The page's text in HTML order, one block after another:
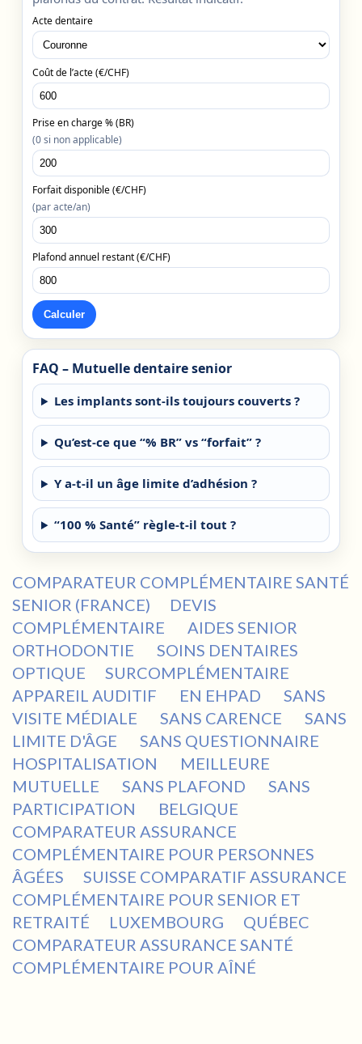
COMPARATEUR COMPLÉMENTAIRE SANTÉ
SENIOR (FRANCE)
DEVIS
COMPLÉMENTAIRE
AIDES SENIOR
ORTHODONTIE
SOINS DENTAIRES
OPTIQUE
SURCOMPLÉMENTAIRE
APPAREIL AUDITIF
EN EHPAD
SANS
VISITE MÉDIALE
SANS CARENCE
SANS
LIMITE D'ÂGE
SANS QUESTIONNAIRE
HOSPITALISATION
MEILLEURE
MUTUELLE
SANS PLAFOND
SANS
PARTICIPATION
BELGIQUE
COMPARATEUR ASSURANCE
COMPLÉMENTAIRE POUR PERSONNES
ÂGÉES
SUISSE COMPARATIF ASSURANCE
COMPLÉMENTAIRE POUR SENIOR ET
RETRAITÉ
LUXEMBOURG
QUÉBEC
COMPARATEUR ASSURANCE SANTÉ
COMPLÉMENTAIRE POUR AÎNÉ